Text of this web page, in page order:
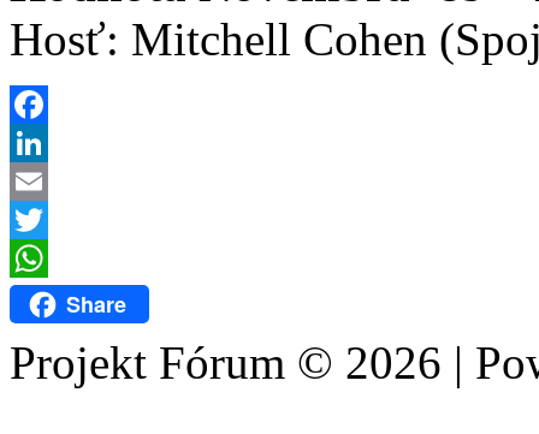
Hosť: Mitchell Cohen
Facebook
LinkedIn
Email
Twitter
WhatsAppShare
Projekt Fórum © 2026 |